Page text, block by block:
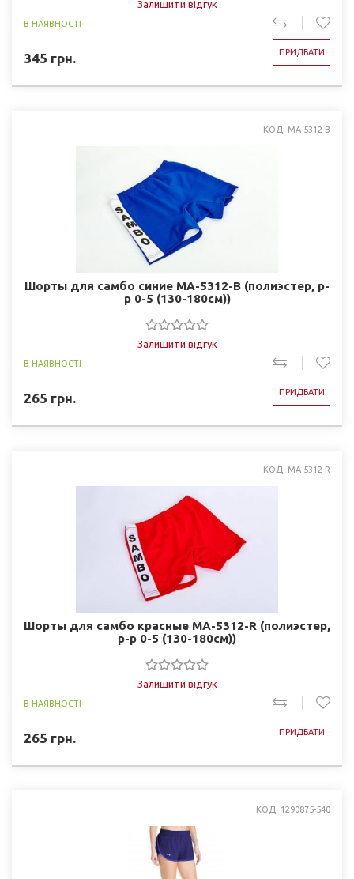
Залишити відгук
В НАЯВНОСТІ
345 грн. ПРИДБАТИ
КОД: MA-5312-B
Шорты для самбо синие MA-5312-B (полиэстер, р-
р 0-5 (130-180см))
Залишити відгук
В НАЯВНОСТІ
265 грн. ПРИДБАТИ
КОД: MA-5312-R
Шорты для самбо красные MA-5312-R (полиэстер,
р-р 0-5 (130-180см))
Залишити відгук
В НАЯВНОСТІ
265 грн. ПРИДБАТИ
КОД: 1290875-540